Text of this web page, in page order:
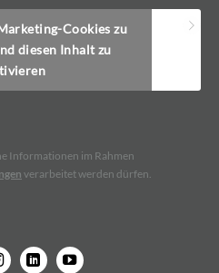
Cookies zu
diesen Inhalt zu
Informationen im Rahmen
verarbeitet werden dürfen.